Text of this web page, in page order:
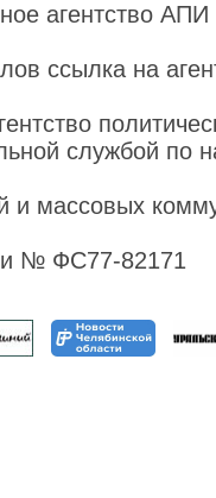
агентство
ссылка на
службой по
и массовых
№ ФС77-82171